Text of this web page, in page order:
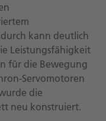
kann deutlich
Leistungsfähigkeit
für die Bewegung
Servomotoren
die
neu konstruiert.